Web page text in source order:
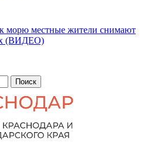
морю местные жители снимают
(ВИДЕО)